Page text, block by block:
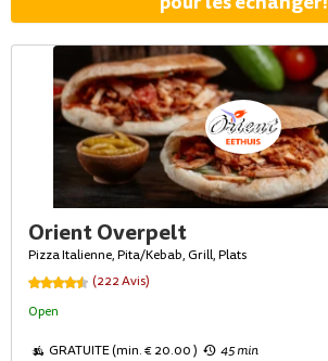
Orient Overpelt
Pizza Italienne, Pita/Kebab, Grill, Plats
(222 Avis)
Open
GRATUITE (min. € 20.00 ) 45 min